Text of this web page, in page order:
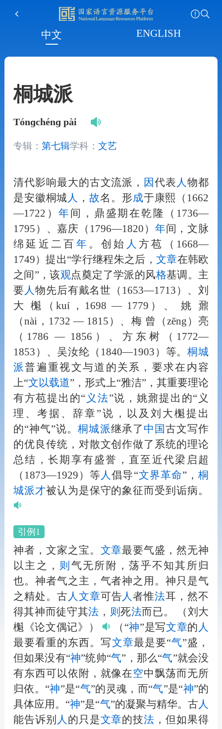
中文 ENGLISH
桐城派
Tónɡchénɡ pài
专辑： 第七辑学科： 文艺
清代影响最大的古文流派， 因代表 人物都
是安徽桐城 人 ，故名。形成于康熙（1662
—1722）年 间，鼎盛期在乾隆（1736—
1795）、嘉庆（1796—1820） 年间，文脉
绵延近二百 年 。创始 人方苞（1668—
1749）提出“学行继程朱之后， 文章在韩欧
之间”，该观点奠定了学派的风格基调。主
要 人 物先后有戴名世（1653—1713）、刘
大 櫆（kuí，1698 — 1779）、 姚 鼐
（nài，1732 — 1815）、梅 曾（zēng）亮
（1786 — 1856）、方东树（1772—
1853）、吴汝纶（1840—1903）等。桐城
派普遍重视文与道的关系，要求在内容
上“文以载道”，形式上“雅洁”，其重要理论
有方苞提出的“ 义 法”说，姚鼐提出的“义
理、考据、辞章”说，以及刘大櫆提出
的“神气”说。桐城派继承了 中国 古文写作
的优良传统，对散文创作做了系统的理论
总结，长期享有盛誉，直至近代梁启超
（1873—1929）等 人倡导“文界革命”，桐
城派才被认为是保守的象征而受到诟病。
引例1
神者，文家之宝。 文章最要气盛，然无神
以主之， 则 气无所附，荡乎不知其所归
也。神者气之主，气者神之用。神只是气
之精处。古 人 文章可告 人者惟法耳，然不
得其神而徒守其法 ， 则死法而已。
（刘大
櫆《论文偶记》）
（“神”是写文章的 人
最要看重的东西。写文章最是要“气”盛，
但如果没有“神”统帅“气”，那么“气”就会没
有东西可以依附，就像在空中飘荡而无所
归依。“神”是“气”的灵魂，而“气”是“神”的
具体应用。“神”是“气”的凝聚与精华。古人
能告诉别 人 的只是文章的技法 ，但如果得